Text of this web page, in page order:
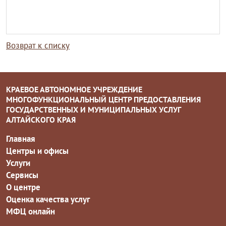
Возврат к списку
КРАЕВОЕ АВТОНОМНОЕ УЧРЕЖДЕНИЕ
МНОГОФУНКЦИОНАЛЬНЫЙ ЦЕНТР ПРЕДОСТАВЛЕНИЯ
ГОСУДАРСТВЕННЫХ И МУНИЦИПАЛЬНЫХ УСЛУГ
АЛТАЙСКОГО КРАЯ
Главная
Центры и офисы
Услуги
Сервисы
О центре
Оценка качества услуг
МФЦ онлайн